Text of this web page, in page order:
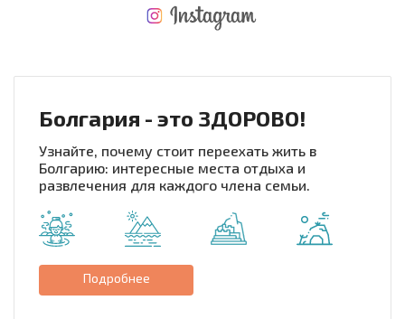
Болгария - это ЗДОРОВО!
Узнайте, почему стоит переехать жить в
Болгарию: интересные места отдыха и
развлечения для каждого члена семьи.
Подробнее